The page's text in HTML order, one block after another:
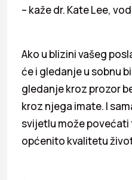
– kaže dr. Kate Lee,
Ako u blizini vašeg
će i gledanje u sobnu
gledanje kroz prozor
kroz njega imate. I
svijetlu može
općenito kvalitetu